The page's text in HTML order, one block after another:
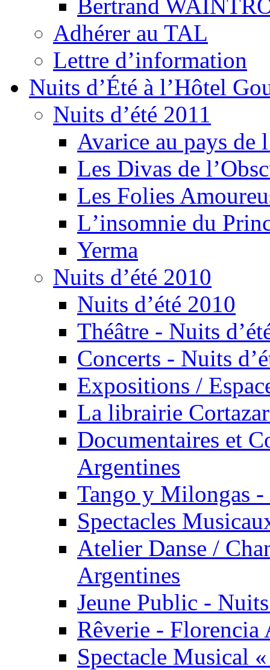
Bertrand
Adhérer au TAL
Lettre d’information
Nuits d’Été à l’Hôtel
Nuits d’été 2011
Avarice au pays de
Les Divas de
Les Folies
Lʼinsomnie du
Yerma
Nuits d’été 2010
Nuits d’été 2010
Théâtre - Nuits
Concerts - Nuits
Expositions /
La librairie
Documentaires et
Argentines
Tango y Milongas -
Spectacles
Atelier Danse /
Argentines
Jeune Public -
Rêverie - Florencia
Spectacle Musical